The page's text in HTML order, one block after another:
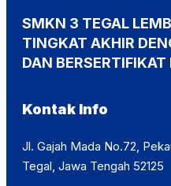
SMKN 3 TEGAL
TINGKAT AKHIR
DAN
Kontak Info
Jl. Gajah Mada No.72,
Tegal, Jawa Tengah 52125